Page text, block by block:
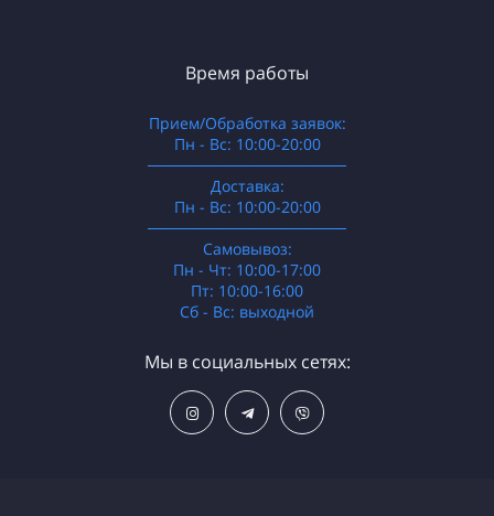
Время работы
Прием/Обработка заявок:
Пн - Вс: 10:00-20:00
──────────────────
Доставка:
Пн - Вс: 10:00-20:00
──────────────────
Самовывоз:
Пн - Чт: 10:00-17:00
Пт: 10:00-16:00
Сб - Вс: выходной
Мы в социальных сетях: